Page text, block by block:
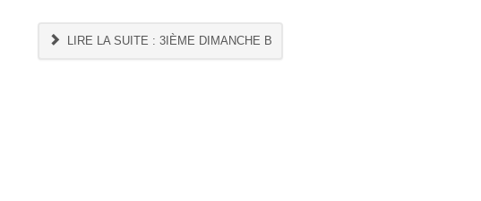
LIRE LA SUITE : 3IÈME DIMANCHE B